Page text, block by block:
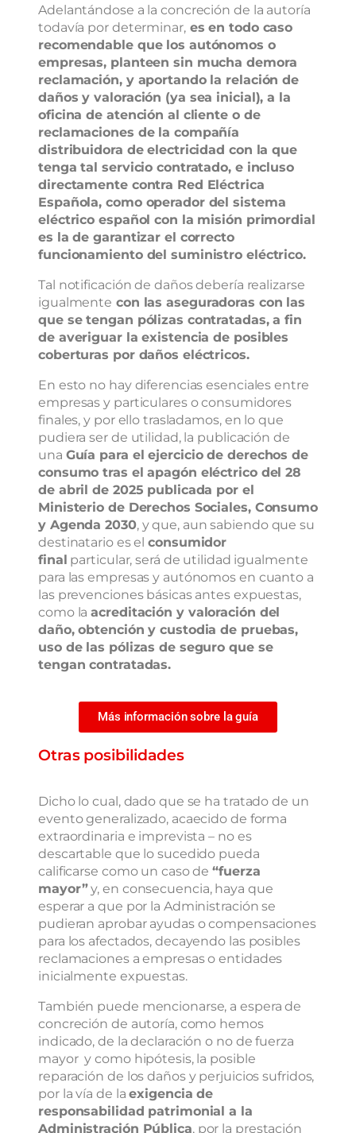
Adelantándose a la concreción de la autoría
todavía por determinar,es en todo caso
recomendable que los autónomos o
empresas, planteen sin mucha demora
reclamación, y aportando la relación de
daños y valoración (ya sea inicial), a la
oficina de atención al cliente o de
reclamaciones de la compañía
distribuidora de electricidad con la que
tenga tal servicio contratado, e incluso
directamente contra Red Eléctrica
Española, como operador del sistema
eléctrico español con la misión primordial
es la de garantizar el correcto
funcionamiento del suministro eléctrico.
Tal notificación de daños debería realizarse
igualmente con las aseguradoras con las
que se tengan pólizas contratadas, a fin
de averiguar la existencia de posibles
coberturas por daños eléctricos.
En esto no hay diferencias esenciales entre
empresas y particulares o consumidores
finales, y por ello trasladamos, en lo que
pudiera ser de utilidad, la publicación de
una Guía para el ejercicio de derechos de
consumo tras el apagón eléctrico del 28
de abril de 2025 publicada por el
Ministerio de Derechos Sociales, Consumo
y Agenda 2030, y que, aun sabiendo que su
destinatario es elconsumidor
final particular, será de utilidad igualmente
para las empresas y autónomos en cuanto a
las prevenciones básicas antes expuestas,
como laacreditación y valoración del
daño, obtención y custodia de pruebas,
uso de las pólizas de seguro que se
tengan contratadas.
Más información sobre la guía
Otras posibilidades
Dicho lo cual, dado que se ha tratado de un
evento generalizado, acaecido de forma
extraordinaria e imprevista – no es
descartable que lo sucedido pueda
calificarse como un caso de“fuerza
mayor”y, en consecuencia, haya que
esperar a que por la Administración se
pudieran aprobar ayudas o compensaciones
para los afectados, decayendo las posibles
reclamaciones a empresas o entidades
inicialmente expuestas.
También puede mencionarse, a espera de
concreción de autoría, como hemos
indicado, de la declaración o no de fuerza
mayor y como hipótesis, la posible
reparación de los daños y perjuicios sufridos,
por la vía de laexigencia de
responsabilidad patrimonial a la
Administración Pública, por la prestación